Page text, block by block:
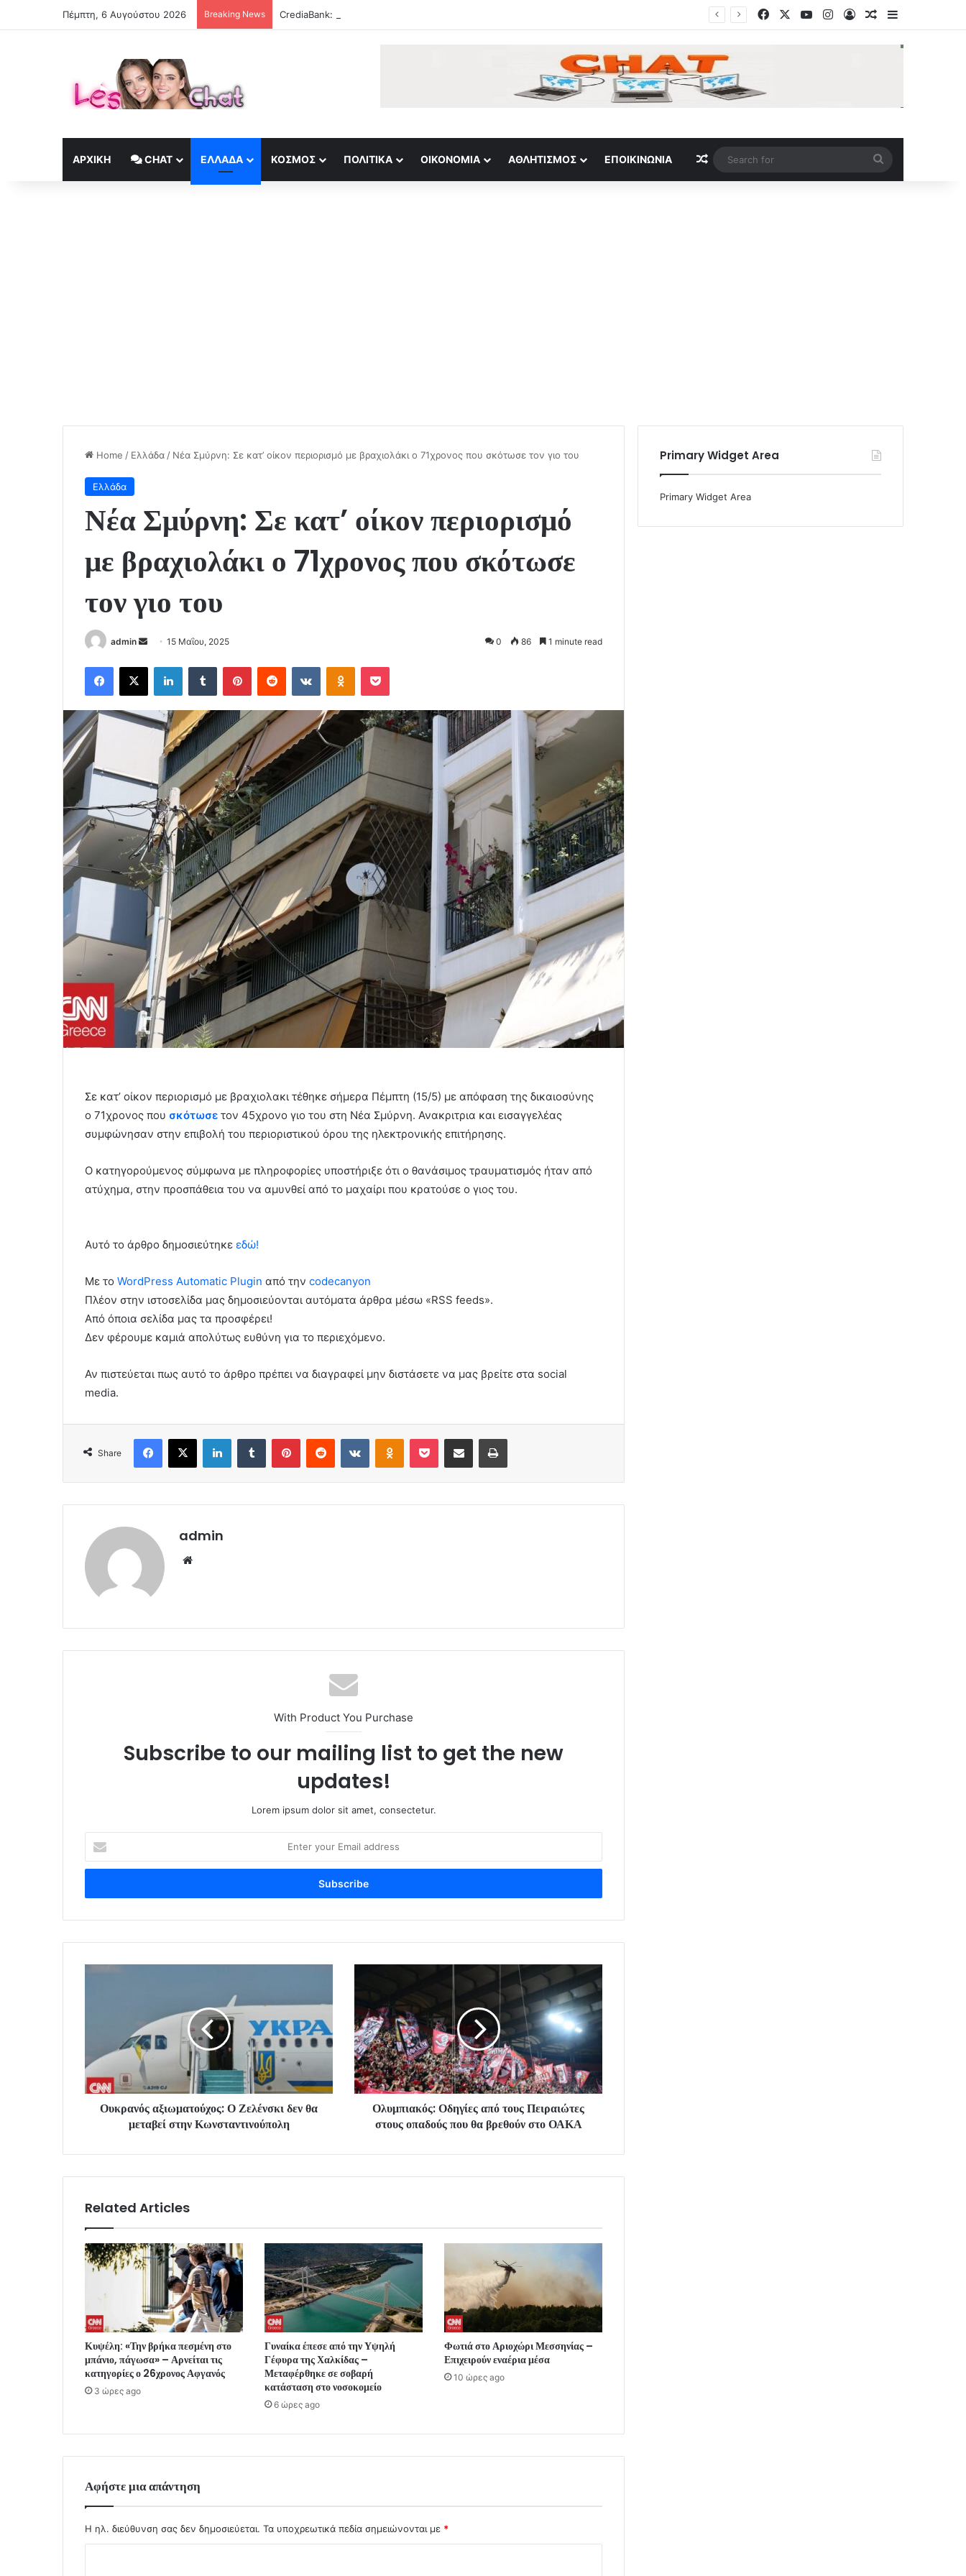
Πέμπτη, 6 Αυγούστου 2026 Breaking News CrediaBank: Καθαρά κέρδη 23 εκατ. ευρώ στο α΄ εξάμηνο FacebookYouTubeInstagram
Log InRandom Article
Sidebar
ΑΡΧΙΚΉ CHAT ΕΛΛΆΔΑ ΚΟΣΜΟΣ ΠΟΛΙΤΙΚΆ ΟΙΚΟΝΟΜΊΑ ΑΘΛΗΤΙΣΜΌΣ ΕΠΟΙΚΙΝΩΝΊΑ Random Article
for
Home / Ελλάδα / Νέα Σμύρνη: Σε κατ’ οίκον περιορισμό με βραχιολάκι ο 71χρονος που σκότωσε τον γιο του
Ελλάδα
Νέα Σμύρνη: Σε κατ’ οίκον περιορισμό
με βραχιολάκι ο 71χρονος που σκότωσε
τον γιο του
admin
Send
email
15 Μαΐου, 2025 0 86 1 minute read
Facebook
X LinkedInTumblr PinterestReddit VKontakteOdnoklassniki
Pocket
Σε κατ’ οίκον περιορισμό με βραχιολακι τέθηκε σήμερα Πέμπτη (15/5) με απόφαση της δικαιοσύνης
ο 71χρονος που σκότωσε τον 45χρονο γιο του στη Νέα Σμύρνη. Ανακριτρια και εισαγγελέας
συμφώνησαν στην επιβολή του περιοριστικού όρου της ηλεκτρονικής επιτήρησης.
Ο κατηγορούμενος σύμφωνα με πληροφορίες υποστήριξε ότι ο θανάσιμος τραυματισμός ήταν από
ατύχημα, στην προσπάθεια του να αμυνθεί από το μαχαίρι που κρατούσε ο γιος του.
Αυτό το άρθρο δημοσιεύτηκε εδώ!
Με το WordPress Automatic Plugin από την codecanyon
Πλέον στην ιστοσελίδα μας δημοσιεύονται αυτόματα άρθρα μέσω «RSS feeds».
Από όποια σελίδα μας τα προσφέρει!
Δεν φέρουμε καμιά απολύτως ευθύνη για το περιεχόμενο.
Αν πιστεύεται πως αυτό το άρθρο πρέπει να διαγραφεί μην διστάσετε να μας βρείτε στα social
media.
Share
Facebook
X LinkedInTumblr PinterestReddit VKontakteOdnoklassniki
Pocket Share via Email Print
admin
With Product You Purchase
Subscribe to our mailing list to get the new
updates!
Lorem ipsum dolor sit amet, consectetur.
your
Email
Ουκρανός αξιωματούχος: Ο Ζελένσκι δεν θα
μεταβεί στην Κωνσταντινούπολη
Ολυμπιακός: Οδηγίες από τους Πειραιώτες
στους οπαδούς που θα βρεθούν στο ΟΑΚΑ
Related Articles
Κυψέλη: «Την βρήκα πεσμένη στο
μπάνιο, πάγωσα» – Αρνείται τις
κατηγορίες ο 26χρονος Αφγανός
3 ώρες ago
Γυναίκα έπεσε από την Υψηλή
Γέφυρα της Χαλκίδας –
Μεταφέρθηκε σε σοβαρή
κατάσταση στο νοσοκομείο
6 ώρες ago
Φωτιά στο Αριοχώρι Μεσσηνίας –
Επιχειρούν εναέρια μέσα
10 ώρες ago
Αφήστε μια απάντηση
Η ηλ. διεύθυνση σας δεν δημοσιεύεται. Τα υποχρεωτικά πεδία σημειώνονται με *
Primary Widget Area
Primary Widget Area